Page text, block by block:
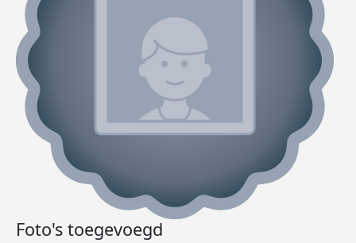
Foto's toegevoegd